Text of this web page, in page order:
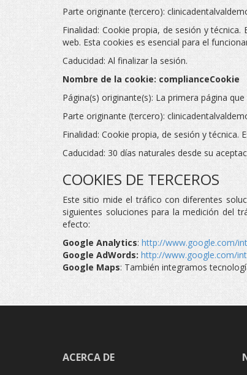
Parte originante (tercero):
Finalidad: Cookie propia, de sesión y
web. Esta cookies es esencial para el
Caducidad: Al finalizar la sesión.
Nombre de la cookie: complianceCookie
Página(s) originante(s): La primera página
Parte originante (tercero):
Finalidad: Cookie propia, de sesión y técnica.
Caducidad: 30 días naturales desde su
COOKIES DE TERCEROS
Este sitio mide el tráfico con diferentes
siguientes soluciones para la medición del
efecto:
Google Analytics: http://www.google.com/
Google AdWords: http://www.google.com/
Google Maps: También integramos
ACERCA DE